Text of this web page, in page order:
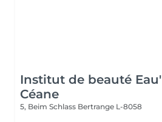
Institut de beauté Eau'
Céane
5, Beim Schlass Bertrange L-8058